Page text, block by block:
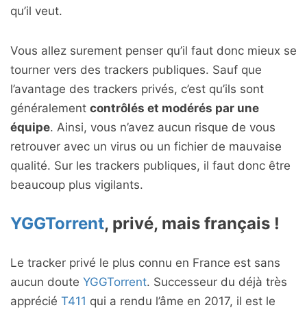
qu’il veut.
Vous allez surement penser qu’il faut donc mieux se
tourner vers des trackers publiques. Sauf que
l’avantage des trackers privés, c’est qu’ils sont
généralement contrôlés et modérés par une
équipe. Ainsi, vous n’avez aucun risque de vous
retrouver avec un virus ou un fichier de mauvaise
qualité. Sur les trackers publiques, il faut donc être
beaucoup plus vigilants.
YGGTorrent, privé, mais français !
Le tracker privé le plus connu en France est sans
aucun doute YGGTorrent. Successeur du déjà très
apprécié T411 qui a rendu l’âme en 2017, il est le